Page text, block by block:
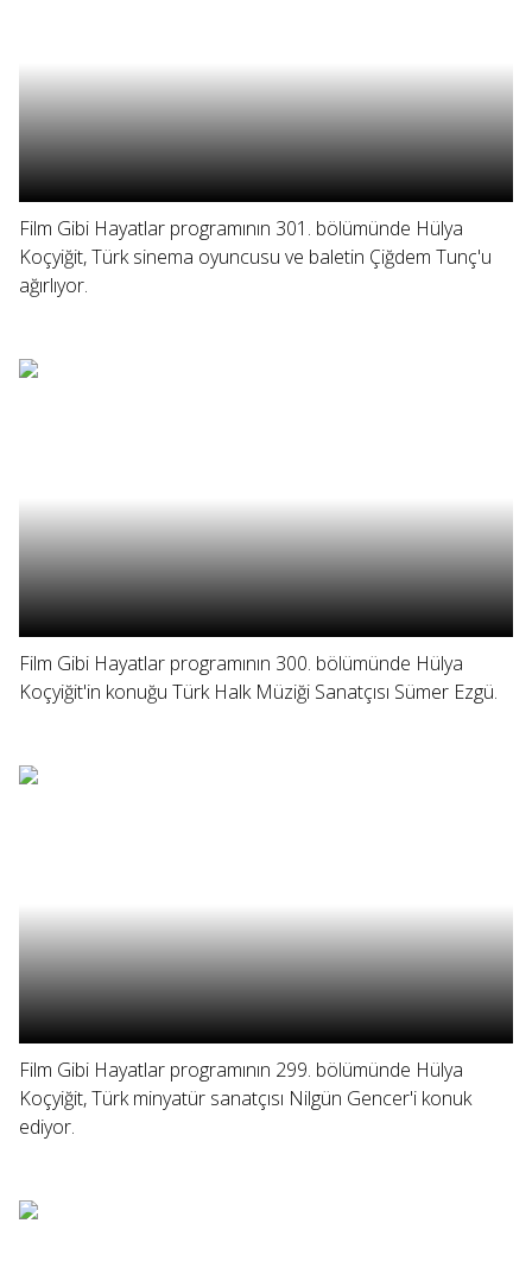
Film Gibi Hayatlar programının 301. bölümünde Hülya
Koçyiğit, Türk sinema oyuncusu ve baletin Çiğdem Tunç'u
ağırlıyor.
Film Gibi Hayatlar programının 300. bölümünde Hülya
Koçyiğit'in konuğu Türk Halk Müziği Sanatçısı Sümer Ezgü.
Film Gibi Hayatlar programının 299. bölümünde Hülya
Koçyiğit, Türk minyatür sanatçısı Nilgün Gencer'i konuk
ediyor.